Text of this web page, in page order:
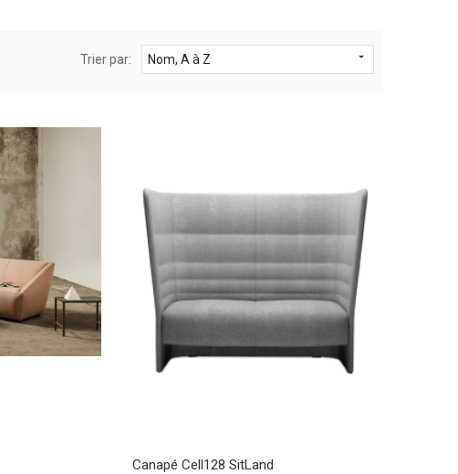
Trier par: Nom, A à Z 
Canapé Cell128 SitLand